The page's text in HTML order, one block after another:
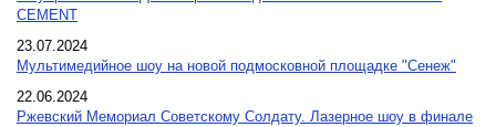
CEMENT
23.07.2024
Мультимедийное шоу на новой подмосковной площадке "Сенеж"
22.06.2024
Ржевский Мемориал Советскому Солдату. Лазерное шоу в финале